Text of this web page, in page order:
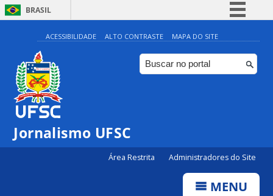
BRASIL
Simplifique!
Comunica BR
Participe
ACESSIBILIDADE ALTO CONTRASTE MAPA DO SITE
Jornalismo UFSC
Área Restrita Administradores do Site
MENU